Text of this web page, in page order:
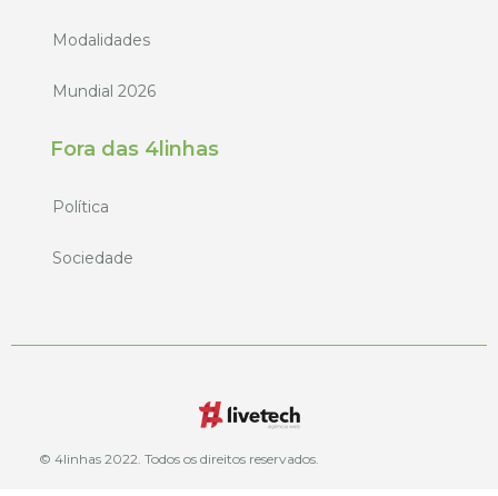
Modalidades
Mundial 2026
Fora das 4linhas
Política
Sociedade
© 4linhas 2022. Todos os direitos reservados.